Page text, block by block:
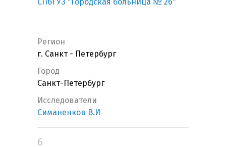
СПбГУЗ "Городская больница № 26"
Регион
г. Санкт - Петербург
Город
Санкт-Петербург
Исследователи
Симаненков В.И
6